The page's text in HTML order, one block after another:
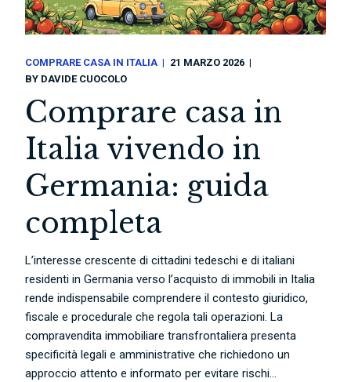
COMPRARE CASA IN ITALIA
21 MARZO 2026
BY DAVIDE CUOCOLO
Comprare casa in
Italia vivendo in
Germania: guida
completa
L’interesse crescente di cittadini tedeschi e di italiani
residenti in Germania verso l’acquisto di immobili in Italia
rende indispensabile comprendere il contesto giuridico,
fiscale e procedurale che regola tali operazioni. La
compravendita immobiliare transfrontaliera presenta
specificità legali e amministrative che richiedono un
approccio attento e informato per evitare rischi...